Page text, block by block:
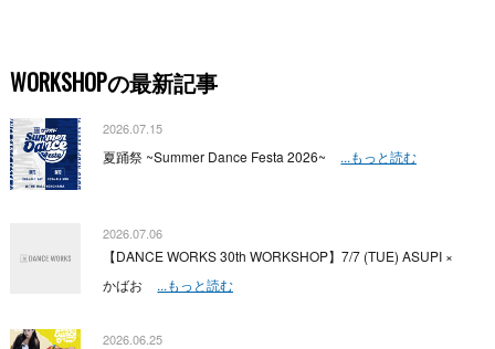
WORKSHOPの最新記事
2026.07.15
夏踊祭 ~Summer Dance Festa 2026~ ...もっと読む
2026.07.06
【DANCE WORKS 30th WORKSHOP】7/7 (TUE) ASUPI ×
かばお
...もっと読む
2026.06.25